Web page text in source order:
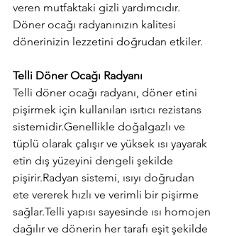
veren mutfaktaki gizli yardımcıdır.
Döner ocağı radyanınızın kalitesi
dönerinizin lezzetini doğrudan etkiler.
Telli Döner Ocağı Radyanı
Telli döner ocağı radyanı, döner etini
pişirmek için kullanılan ısıtıcı rezistans
sistemidir.Genellikle doğalgazlı ve
tüplü olarak çalışır ve yüksek ısı yayarak
etin dış yüzeyini dengeli şekilde
pişirir.Radyan sistemi, ısıyı doğrudan
ete vererek hızlı ve verimli bir pişirme
sağlar.Telli yapısı sayesinde ısı homojen
dağılır ve dönerin her tarafı eşit şekilde